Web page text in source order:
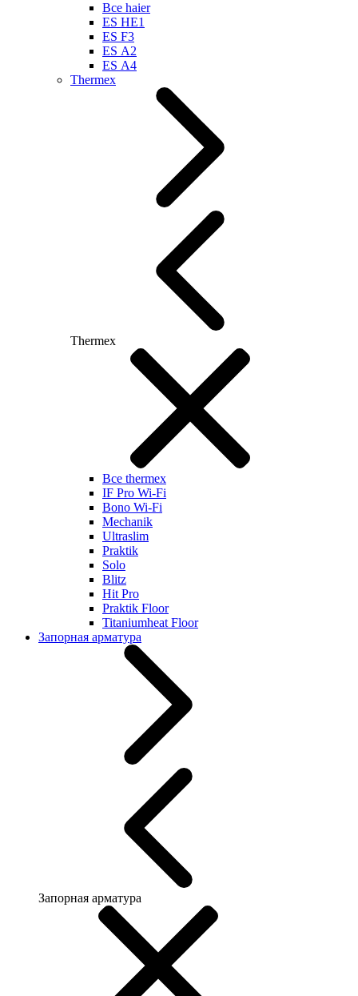
Все haier
ES HE1
ES F3
ES А2
ES А4
Thermex
Thermex
Все thermex
IF Pro Wi-Fi
Bono Wi-Fi
Mechanik
Ultraslim
Praktik
Solo
Blitz
Hit Pro
Praktik Floor
Titaniumheat Floor
Запорная арматура
Запорная арматура